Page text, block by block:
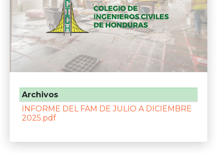
Archivos
INFORME DEL FAM DE JULIO A DICIEMBRE
2025.pdf